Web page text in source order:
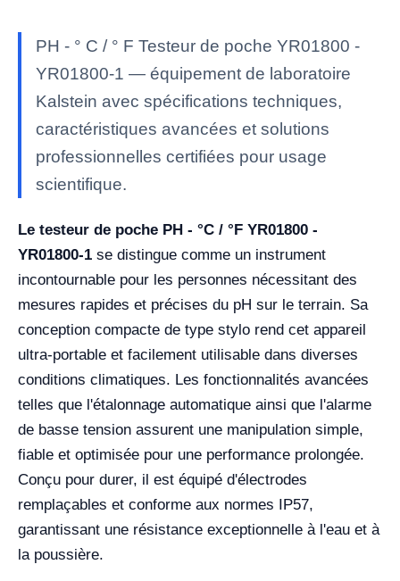
PH - ° C / ° F Testeur de poche YR01800 -
YR01800-1 — équipement de laboratoire
Kalstein avec spécifications techniques,
caractéristiques avancées et solutions
professionnelles certifiées pour usage
scientifique.
Le testeur de poche PH - °C / °F YR01800 -
YR01800-1 se distingue comme un instrument
incontournable pour les personnes nécessitant des
mesures rapides et précises du pH sur le terrain. Sa
conception compacte de type stylo rend cet appareil
ultra-portable et facilement utilisable dans diverses
conditions climatiques. Les fonctionnalités avancées
telles que l'étalonnage automatique ainsi que l'alarme
de basse tension assurent une manipulation simple,
fiable et optimisée pour une performance prolongée.
Conçu pour durer, il est équipé d'électrodes
remplaçables et conforme aux normes IP57,
garantissant une résistance exceptionnelle à l'eau et à
la poussière.